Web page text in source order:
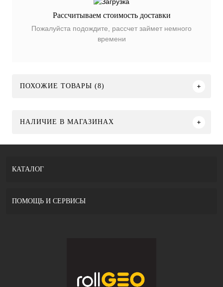
Рассчитываем стоимость доставки
Пожалуйста подождите, рассчет займет немного
времени
ПОХОЖИЕ ТОВАРЫ (8)
НАЛИЧИЕ В МАГАЗИНАХ
КАТАЛОГ
ПОМОЩЬ И СЕРВИСЫ